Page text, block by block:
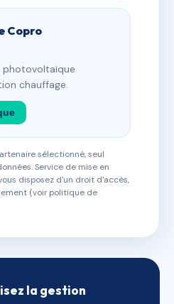
Copro
photovoltaïque
chauffage.
sélectionné, seul
Service de mise en
disposez d'un droit d'accès,
(voir politique de
la gestion